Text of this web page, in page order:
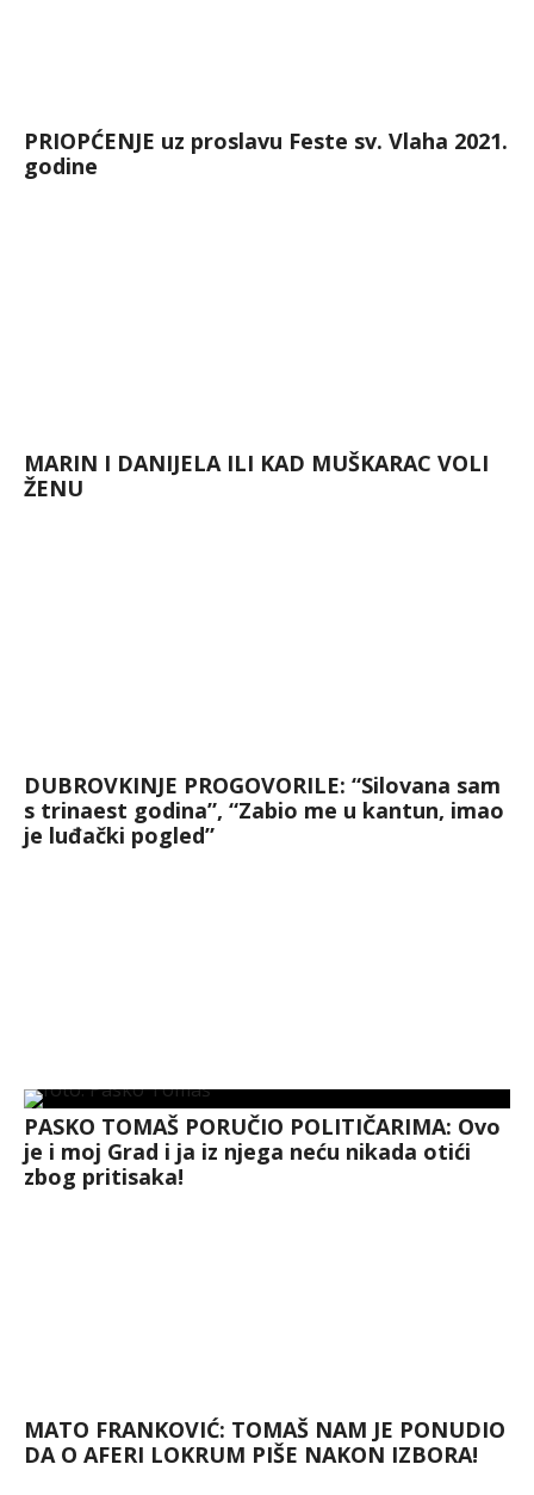
PRIOPĆENJE uz proslavu Feste sv. Vlaha 2021.
godine
MARIN I DANIJELA ILI KAD MUŠKARAC VOLI
ŽENU
DUBROVKINJE PROGOVORILE: “Silovana sam
s trinaest godina”, “Zabio me u kantun, imao
je luđački pogled”
PASKO TOMAŠ PORUČIO POLITIČARIMA: Ovo
je i moj Grad i ja iz njega neću nikada otići
zbog pritisaka!
MATO FRANKOVIĆ: TOMAŠ NAM JE PONUDIO
DA O AFERI LOKRUM PIŠE NAKON IZBORA!